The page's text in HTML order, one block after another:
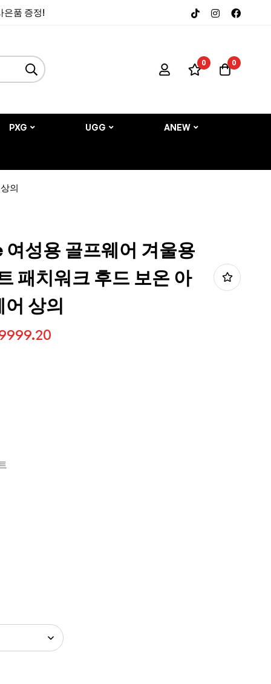
은품 증정!
0 0
PXG UGG ANEW
의
성용 골프웨어 겨울용
패치워크 후드 보온 아
상의